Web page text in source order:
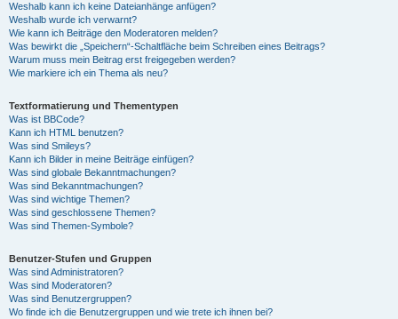
Weshalb kann ich keine Dateianhänge anfügen?
Weshalb wurde ich verwarnt?
Wie kann ich Beiträge den Moderatoren melden?
Was bewirkt die „Speichern“-Schaltfläche beim Schreiben eines Beitrags?
Warum muss mein Beitrag erst freigegeben werden?
Wie markiere ich ein Thema als neu?
Textformatierung und Thementypen
Was ist BBCode?
Kann ich HTML benutzen?
Was sind Smileys?
Kann ich Bilder in meine Beiträge einfügen?
Was sind globale Bekanntmachungen?
Was sind Bekanntmachungen?
Was sind wichtige Themen?
Was sind geschlossene Themen?
Was sind Themen-Symbole?
Benutzer-Stufen und Gruppen
Was sind Administratoren?
Was sind Moderatoren?
Was sind Benutzergruppen?
Wo finde ich die Benutzergruppen und wie trete ich ihnen bei?